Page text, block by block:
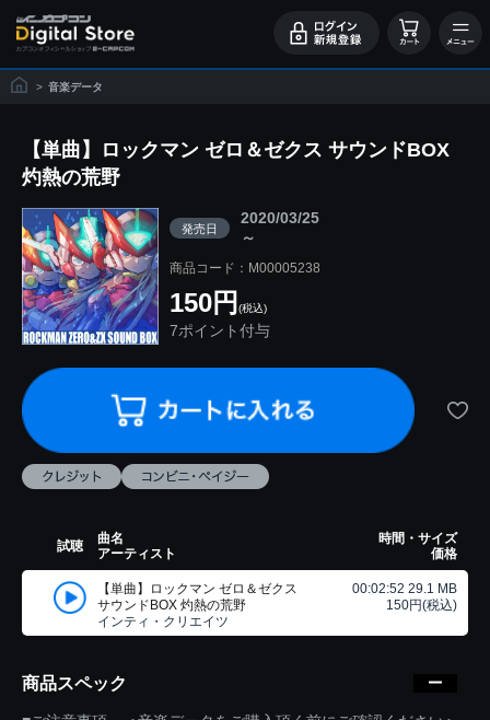
> 音楽データ
【単曲】ロックマン ゼロ＆ゼクス サウンドBOX
灼熱の荒野
発売日
2020/03/25
～
商品コード：M00005238
150円 (税込)
7ポイント付与
試聴
曲名
アーティスト
時間・サイズ
価格
【単曲】ロックマン ゼロ＆ゼクス
サウンドBOX 灼熱の荒野
インティ・クリエイツ
00:02:52 29.1 MB
150円(税込)
商品スペック